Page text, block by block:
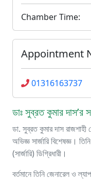
Chamber Time:
Appointment
01316163737
ডাঃ সুব্রত কুমার দাস’র
ডা. সুব্রত কুমার দাস
অভিজ্ঞ সার্জারি বিশেষজ্ঞ।
(সার্জারি) ডিগ্রিধারী।
বর্তমানে তিনি জেনারেল ও